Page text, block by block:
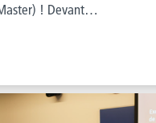
! Devant…